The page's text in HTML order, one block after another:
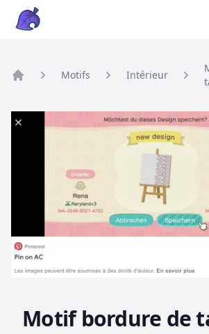
Motifs Intérieur
Motif bordure de